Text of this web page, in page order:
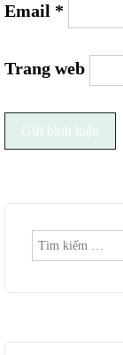
Email *
Trang web
Tìm